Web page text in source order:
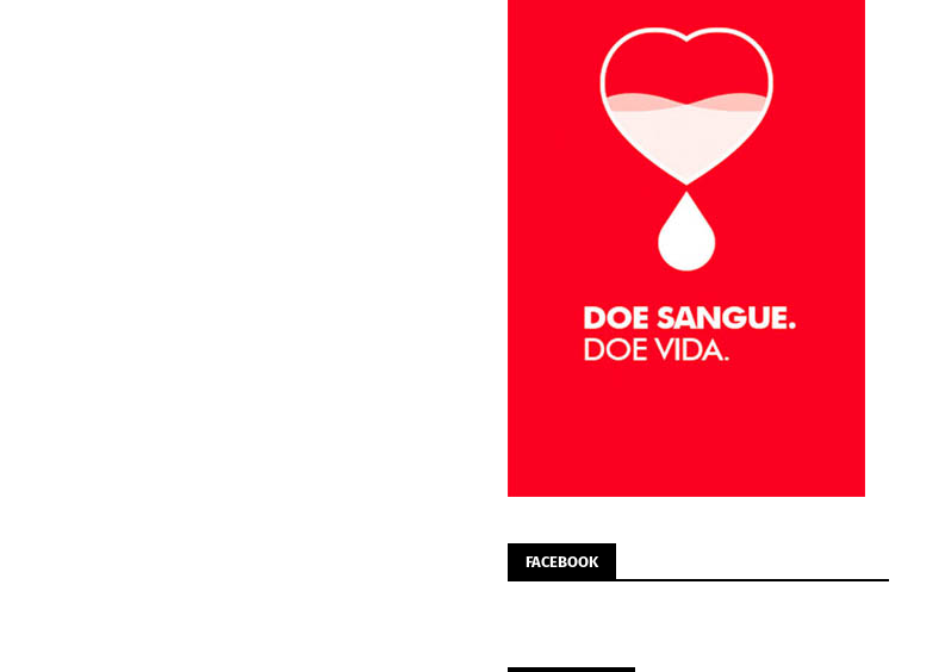
FACEBOOK